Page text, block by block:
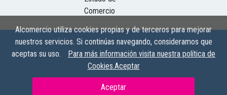
Alcomercio utiliza cookies propias y de terceros para mejorar
nuestros servicios. Si continúas navegando, consideramos que
aceptas su uso.
Para más información visita nuestra política de
Cookies.Aceptar
Aceptar